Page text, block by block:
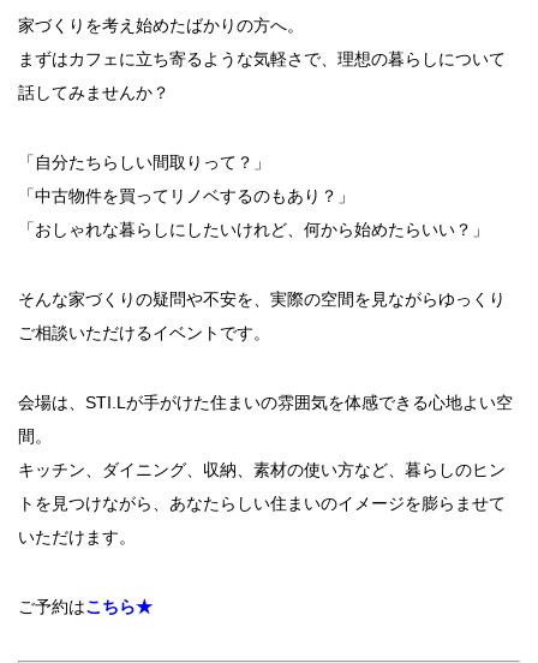
家づくりを考え始めたばかりの方へ。
まずはカフェに立ち寄るような気軽さで、理想の暮らしについて
話してみませんか？
「自分たちらしい間取りって？」
「中古物件を買ってリノベするのもあり？」
「おしゃれな暮らしにしたいけれど、何から始めたらいい？」
そんな家づくりの疑問や不安を、実際の空間を見ながらゆっくり
ご相談いただけるイベントです。
会場は、STI.Lが手がけた住まいの雰囲気を体感できる心地よい空
間。
キッチン、ダイニング、収納、素材の使い方など、暮らしのヒン
トを見つけながら、あなたらしい住まいのイメージを膨らませて
いただけます。
ご予約はこちら★